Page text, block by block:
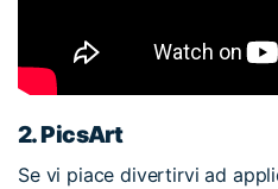
2.PicsArt
Se vi piace divertirvi ad